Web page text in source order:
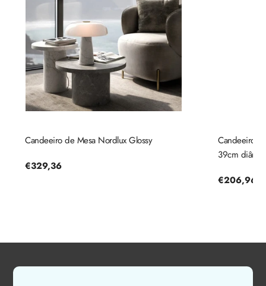
Candeeiro de Mesa Nordlux Glossy
Preço
€329,36
Candeeiro
39cm
Preço
€206,96